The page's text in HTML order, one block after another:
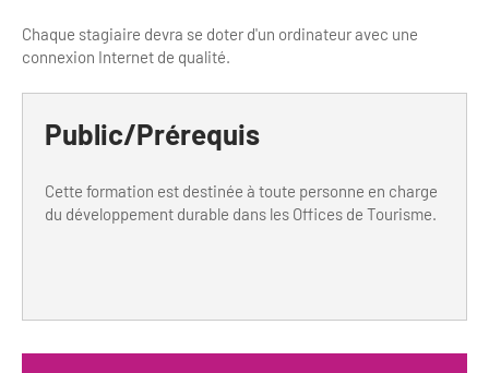
Chaque stagiaire devra se doter d'un ordinateur avec une
connexion Internet de qualité.
Public/Prérequis
Cette formation est destinée à toute personne en charge
du développement durable dans les Offices de Tourisme.